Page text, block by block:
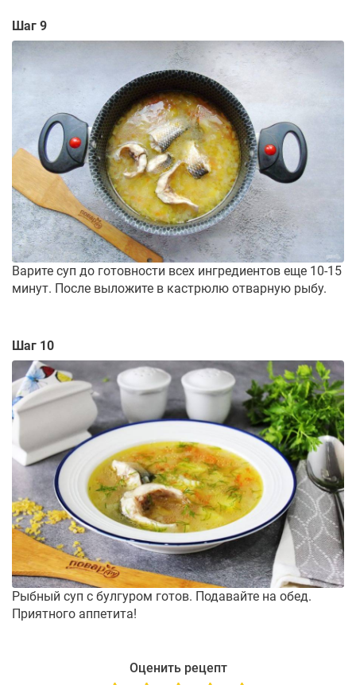
Шаг 9
Варите суп до готовности всех ингредиентов еще 10-15
минут. После выложите в кастрюлю отварную рыбу.
Шаг 10
Рыбный суп с булгуром готов. Подавайте на обед.
Приятного аппетита!
Оценить рецепт